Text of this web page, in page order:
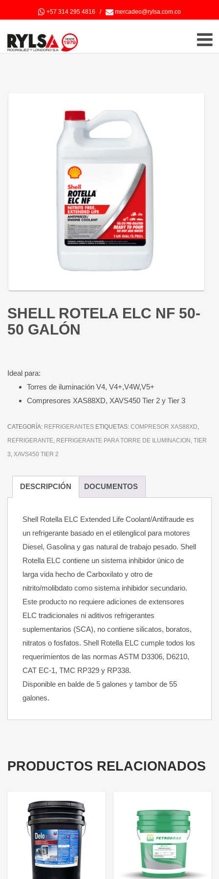
+57 314 295 4816 / mercadeo@rylsa.com.co
SHELL ROTELA ELC NF 50-
50 GALÓN
Ideal para:
Torres de iluminación V4, V4+,V4W,V5+
Compresores XAS88XD, XAVS450 Tier 2 y Tier 3
CATEGORÍA: REFRIGERANTES ETIQUETAS: COMPRESOR XAS88XD
REFRIGERANTE REFRIGERANTE PARA TORRE DE ILUMINACION TIER
3 XAVS450 TIER 2
DESCRIPCIÓN DOCUMENTOS
Shell Rotella ELC Extended Life Coolant/Antifraude es
un refrigerante basado en el etilenglicol para motores
Diesel, Gasolina y gas natural de trabajo pesado. Shell
Rotella ELC contiene un sistema inhibidor único de
larga vida hecho de Carboxilato y otro de
nitrito/molibdato como sistema inhibidor secundario.
Este producto no requiere adiciones de extensores
ELC tradicionales ni aditivos refrigerantes
suplementarios (SCA), no contiene silicatos, boratos,
nitratos o fosfatos. Shell Rotella ELC cumple todos los
requerimientos de las normas ASTM D3306, D6210,
CAT EC-1, TMC RP329 y RP338.
Disponible en balde de 5 galones y tambor de 55
galones.
PRODUCTOS RELACIONADOS